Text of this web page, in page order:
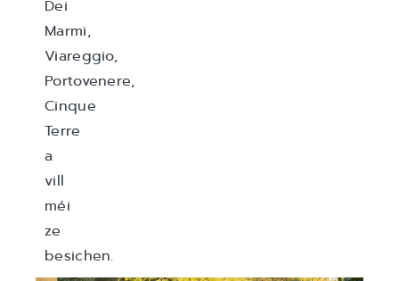
Dei
Marmi,
Viareggio,
Portovenere,
Cinque
Terre
a
vill
méi
ze
besichen.